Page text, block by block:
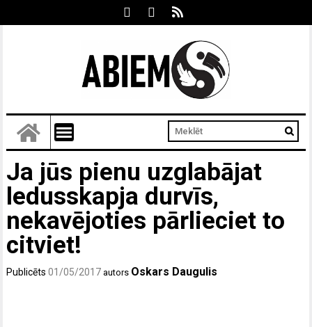
Ja jūs pienu uzglabājat
ledusskapja durvīs,
nekavējoties pārlieciet to
citviet!
Publicēts01/05/2017 autors Oskars Daugulis